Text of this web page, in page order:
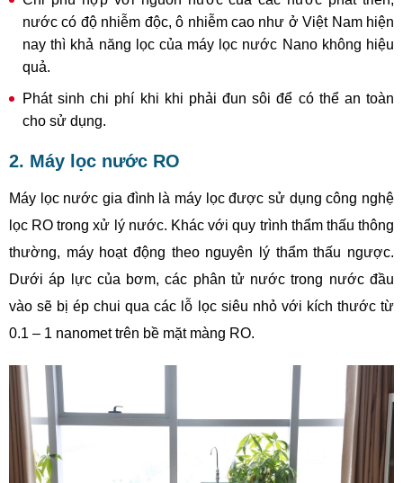
nước có độ nhiễm độc, ô nhiễm cao như ở Việt Nam hiện
nay thì khả năng lọc của máy lọc nước Nano không hiệu
quả.
Phát sinh chi phí khi khi phải đun sôi để có thể an toàn
cho sử dụng.
2. Máy lọc nước RO
Máy lọc nước gia đình là máy lọc được sử dụng công nghệ
lọc RO trong xử lý nước. Khác với quy trình thẩm thấu thông
thường, máy hoạt động theo nguyên lý thẩm thấu ngược.
Dưới áp lực của bơm, các phân tử nước trong nước đầu
vào sẽ bị ép chui qua các lỗ lọc siêu nhỏ với kích thước từ
0.1 – 1 nanomet trên bề mặt màng RO.